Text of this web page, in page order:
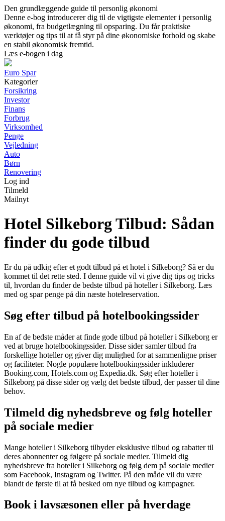
Den grundlæggende guide til personlig økonomi
Denne e-bog introducerer dig til de vigtigste elementer i personlig
økonomi, fra budgetlægning til opsparing. Du får praktiske
værktøjer og tips til at få styr på dine økonomiske forhold og skabe
en stabil økonomisk fremtid.
Læs e-bogen i dag
Euro Spar
Kategorier
Forsikring
Investor
Finans
Forbrug
Virksomhed
Penge
Vejledning
Auto
Børn
Renovering
Log ind
Tilmeld
Mailnyt
Hotel Silkeborg Tilbud: Sådan
finder du gode tilbud
Er du på udkig efter et godt tilbud på et hotel i Silkeborg? Så er du
kommet til det rette sted. I denne guide vil vi give dig tips og tricks
til, hvordan du finder de bedste tilbud på hoteller i Silkeborg. Læs
med og spar penge på din næste hotelreservation.
Søg efter tilbud på hotelbookingssider
En af de bedste måder at finde gode tilbud på hoteller i Silkeborg er
ved at bruge hotelbookingssider. Disse sider samler tilbud fra
forskellige hoteller og giver dig mulighed for at sammenligne priser
og faciliteter. Nogle populære hotelbookingssider inkluderer
Booking.com, Hotels.com og Expedia.dk. Søg efter hoteller i
Silkeborg på disse sider og vælg det bedste tilbud, der passer til dine
behov.
Tilmeld dig nyhedsbreve og følg hoteller
på sociale medier
Mange hoteller i Silkeborg tilbyder eksklusive tilbud og rabatter til
deres abonnenter og følgere på sociale medier. Tilmeld dig
nyhedsbreve fra hoteller i Silkeborg og følg dem på sociale medier
som Facebook, Instagram og Twitter. På den måde vil du være
blandt de første til at få besked om nye tilbud og kampagner.
Book i lavsæsonen eller på hverdage